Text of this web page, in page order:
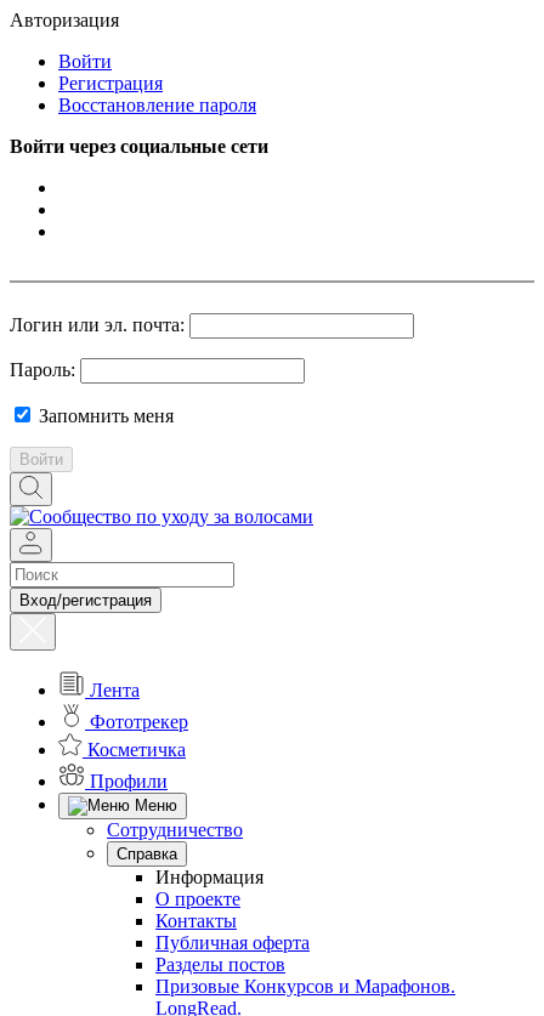
Авторизация
Войти
Регистрация
Восстановление пароля
Войти через социальные сети
Логин или эл. почта:
Пароль:
Запомнить меня
Войти
Вход/регистрация
Лента
Фототрекер
Косметичка
Профили
Меню
Сотрудничество
Справка
Информация
О проекте
Контакты
Публичная оферта
Разделы постов
Призовые Конкурсов и Марафонов.
LongRead.